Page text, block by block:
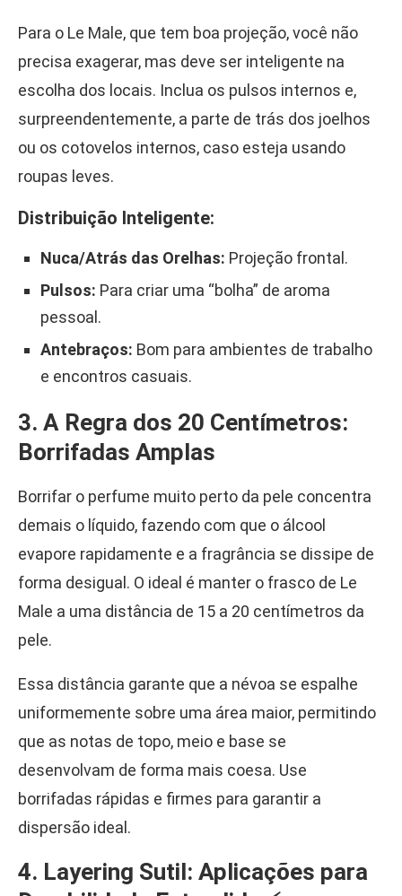
Para o Le Male, que tem boa projeção, você não
precisa exagerar, mas deve ser inteligente na
escolha dos locais. Inclua os pulsos internos e,
surpreendentemente, a parte de trás dos joelhos
ou os cotovelos internos, caso esteja usando
roupas leves.
Distribuição Inteligente:
Nuca/Atrás das Orelhas: Projeção frontal.
Pulsos: Para criar uma “bolha” de aroma
pessoal.
Antebraços: Bom para ambientes de trabalho
e encontros casuais.
3. A Regra dos 20 Centímetros:
Borrifadas Amplas
Borrifar o perfume muito perto da pele concentra
demais o líquido, fazendo com que o álcool
evapore rapidamente e a fragrância se dissipe de
forma desigual. O ideal é manter o frasco de Le
Male a uma distância de 15 a 20 centímetros da
pele.
Essa distância garante que a névoa se espalhe
uniformemente sobre uma área maior, permitindo
que as notas de topo, meio e base se
desenvolvam de forma mais coesa. Use
borrifadas rápidas e firmes para garantir a
dispersão ideal.
4. Layering Sutil: Aplicações para